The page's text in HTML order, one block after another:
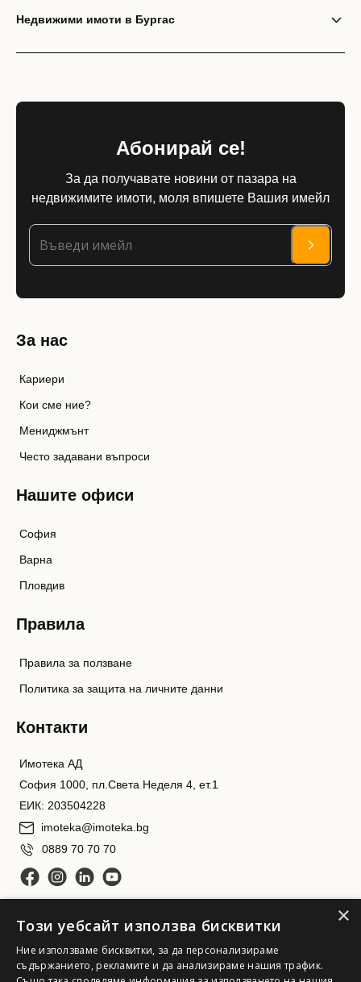
Недвижими имоти в Бургас
Абонирай се!
За да получавате новини от пазара на
недвижимите имоти, моля впишете Вашия имейл
За нас
Кариери
Кои сме ние?
Мениджмънт
Често задавани въпроси
Нашите офиси
София
Варна
Пловдив
Правила
Правила за ползване
Политика за защита на личните данни
Контакти
Имотека АД
София 1000, пл.Света Неделя 4, ет.1
ЕИК: 203504228
imoteka@imoteka.bg
0889 70 70 70
×
Този уебсайт използва бисквитки
Ние използваме бисквитки, за да персонализираме
съдържанието, рекламите и да анализираме нашия трафик.